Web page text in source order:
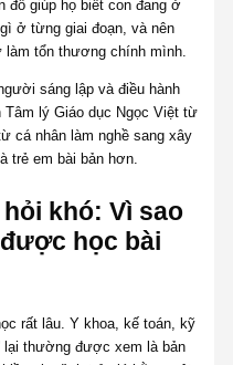
đồ giúp họ biết con đang ở
ở từng giai đoạn, và nên
làm tổn thương chính mình.
sáng lập và điều hành
lý Giáo dục Ngọc Việt từ
cá nhân làm nghề sang xây
trẻ em bài bản hơn.
khó: Vì sao
học bài
rất lâu. Y khoa, kế toán, kỹ
lại thường được xem là bản